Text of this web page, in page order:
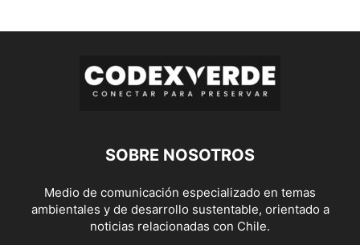
SOBRE NOSOTROS
Medio de comunicación especializado en temas
ambientales y de desarrollo sustentable, orientado a
noticias relacionadas con Chile.